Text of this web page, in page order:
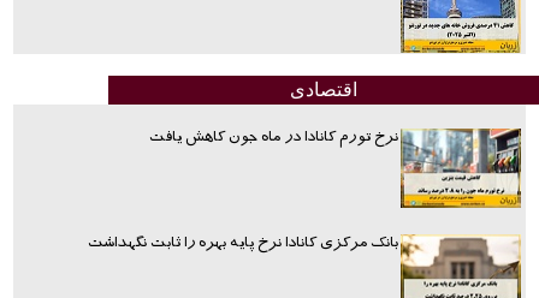
اقتصادی
نرخ تورم کانادا در ماه جون کاهش یافت
بانک مرکزی کانادا نرخ پایه بهره را ثابت نگهداشت